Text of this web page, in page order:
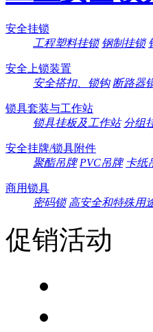
安全挂锁
工程塑料挂锁 钢制挂锁
安全上锁装置
安全搭扣、锁钩 断路器
锁具套装与工作站
锁具挂板及工作站 分组
安全挂牌/锁具附件
聚酯吊牌 PVC吊牌 卡纸
商用锁具
密码锁 高安全和特殊用
促销活动